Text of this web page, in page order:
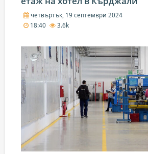
четвъртък, 19 септември 2024
18:40
3.6k